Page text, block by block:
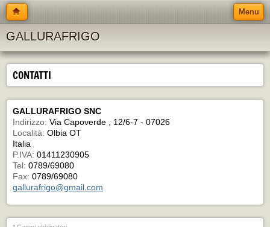
Menu
GALLURAFRIGO
CONTATTI
GALLURAFRIGO SNC
Indirizzo: Via Capoverde , 12/6-7 - 07026
Località: Olbia OT
Italia
P.IVA: 01411230905
Tel: 0789/69080
Fax: 0789/69080
gallurafrigo@gmail.com